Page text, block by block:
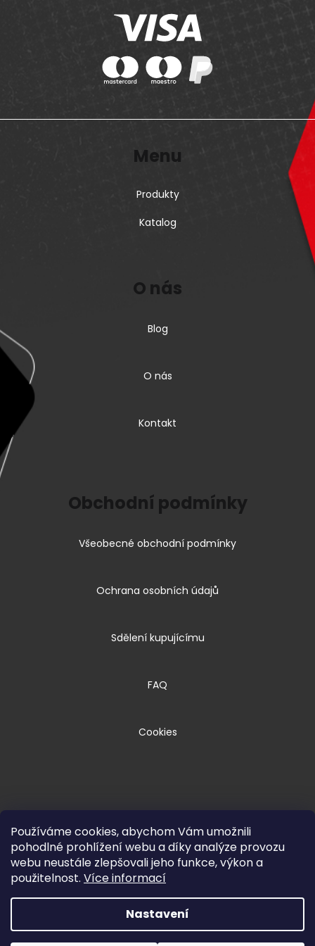
Používáme cookies, abychom Vám umožnili
pohodlné prohlížení webu a díky analýze provozu
webu neustále zlepšovali jeho funkce, výkon a
použitelnost. Více informací
Nastavení
Menu
Produkty
Katalog
O nás
Blog
O nás
Kontakt
Obchodní podmínky
Všeobecné obchodní podmínky
Ochrana osobních údajů
Sdělení kupujícímu
FAQ
Cookies
Vytvořil Shoptet Premium
Copyright 2026HPM TEC, s.r.o.
. Všechna